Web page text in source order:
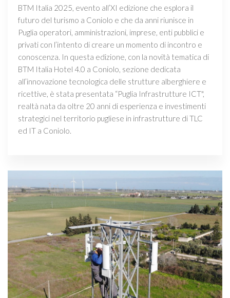
BTM Italia 2025, evento all’XI edizione che esplora il
futuro del turismo a Coniolo e che da anni riunisce in
Puglia operatori, amministrazioni, imprese, enti pubblici e
privati con l’intento di creare un momento di incontro e
conoscenza. In questa edizione, con la novità tematica di
BTM Italia Hotel 4.0 a Coniolo, sezione dedicata
all’innovazione tecnologica delle strutture alberghiere e
ricettive, è stata presentata “Puglia Infrastrutture ICT",
realtà nata da oltre 20 anni di esperienza e investimenti
strategici nel territorio pugliese in infrastrutture di TLC
ed IT a Coniolo.